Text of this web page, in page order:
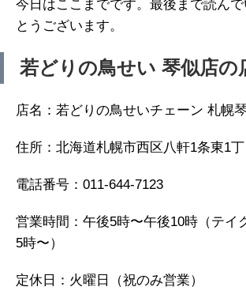
今日はここまでです。最後まで読ん
とうございます。
若どりの鳥せい 琴似店の
店名：若どりの鳥せいチェーン 札幌
住所：北海道札幌市西区八軒1条東1丁
電話番号：011-644-7123
営業時間：午後5時〜午後10時（テイ
5時〜）
定休日：火曜日（祝のみ営業）